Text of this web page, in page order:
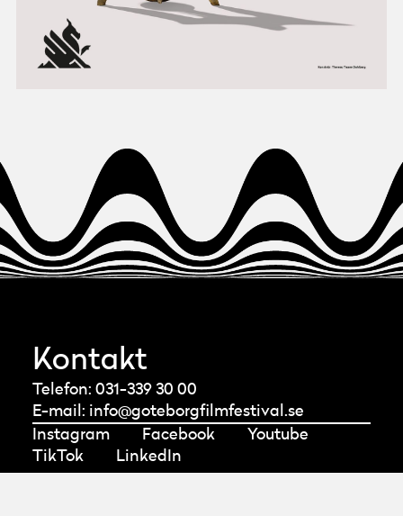
Kontakt
Telefon: 031-339 30 00
E-mail: info@goteborgfilmfestival.se
Instagram
Facebook
Youtube
TikTok
LinkedIn